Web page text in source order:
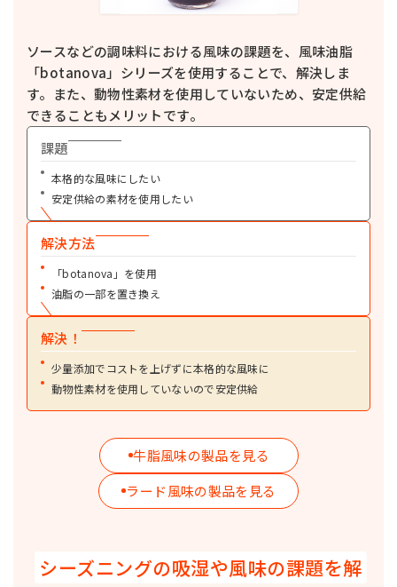
バター本来の甘みとコクを凝縮した、常温保管可能な無塩バター風味のオ
詳細を見る
クラフトパウダー ラード風味 粉末油脂
香味油配合の機能性粉末油脂です。ラード風味を付与しながら、食感改良効
果を発揮します。幅広い用途に対応でき、プラントベース仕様の食品にもお
使いいただけます。
詳細を見る
エレメント215 粉末油脂
アレルギー特定原材料を配合していない機能性粉末油脂です。麺類、菓子、
総菜、飲料など食品全般の食感改良に効果を発揮します。
マジックファット200
パーム油を原料とした、風味にクセがない粉末油脂です。食品全般にお使い
いただけます。
マジックファット202
溶解・分散性に優れた粉末油脂です。飲料、スープ等にお使いいただけま
マジックファット215 粉末油脂
など食品全般にお使いいただけます。
マジックファット700 粉末油脂
詳細を見る
ソースなどの調味料における風味の課題を、風味油脂
「botanova」シリーズを使用することで、解決しま
す。また、動物性素材を使用していないため、安定供給
できることもメリットです。
課題
本格的な風味にしたい
安定供給の素材を使用したい
解決方法
「botanova」を使用
油脂の一部を置き換え
解決！
少量添加でコストを上げずに本格的な風味に
動物性素材を使用していないので安定供給
牛脂風味の製品を見る
ラード風味の製品を見る
シーズニングの吸湿や風味の課題を解